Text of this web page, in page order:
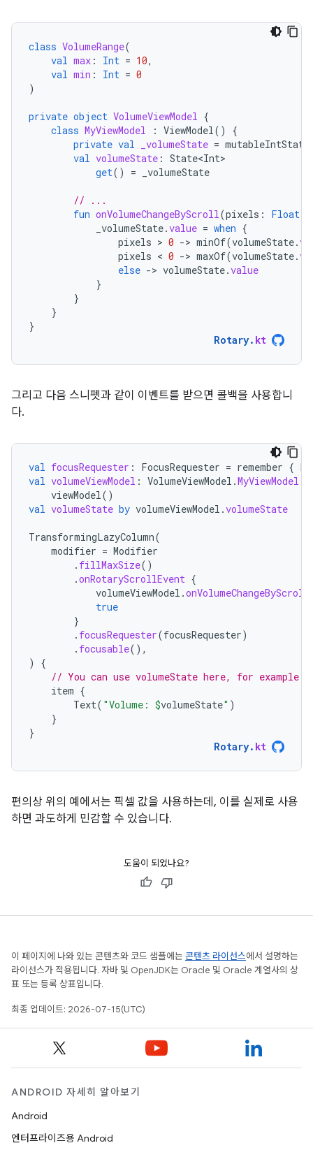
class VolumeRange(
val max : Int = 10,
val min : Int = 0
)
private object VolumeViewModel {
class MyViewModel : ViewModel()
{
private val _volumeState =
val volumeState : State<Int>
get() = _volumeState
// ...
fun onVolumeChangeByScroll(pixels : Float
_volumeState.value = when {
pixels > 0 -> minOf(volumeState.
pixels < 0 -> maxOf(volumeState.
else -> volumeState.value
}
}
}
}
Rotary. kt
그리고 다음 스니펫과 같이 이벤트를 받으면 콜백을 사용합니
다.
val focusRequester : FocusRequester = remember {
val volumeViewModel : VolumeViewModel .MyViewModel
viewModel()
val volumeState by volumeViewModel .volumeState
TransformingLazyColumn(
modifier = Modifier
. fillMaxSize()
.onRotaryScrollEvent {
volumeViewModel .onVolumeChangeByScroll
true
}
. focusRequester(focusRequester)
. focusable(),
)
{
// You can use volumeState here, for example:
item {
Text( "Volume: $volumeState" )
}
}
Rotary. kt
편의상 위의 예에서는 픽셀 값을 사용하는데, 이를 실제로 사용
하면 과도하게 민감할 수 있습니다.
도움이 되었나요?
이 페이지에 나와 있는 콘텐츠와 코드 샘플에는 콘텐츠 라이선스에서 설명하는
라이선스가 적용됩니다. 자바 및 OpenJDK는 Oracle 및 Oracle 계열사의 상
표 또는 등록 상표입니다.
최종 업데이트: 2026-07-15(UTC)
ANDROID 자세히 알아보기
Android
엔터프라이즈용 Android